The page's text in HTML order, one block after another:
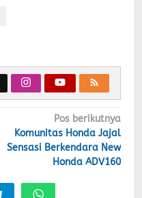
Pos berikutnya
Komunitas Honda Jajal
Sensasi Berkendara New
Honda ADV160